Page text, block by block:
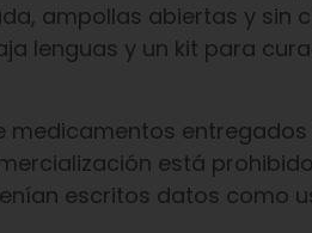
ampollas abiertas y sin
lenguas y un kit para
medicamentos
está
escritos datos como